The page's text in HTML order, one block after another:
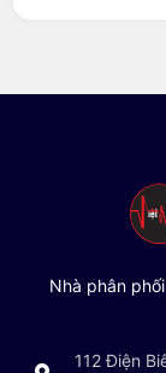
Nhà phân
112 Điện